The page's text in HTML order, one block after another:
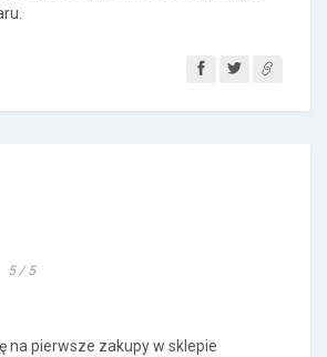
5 / 5
na pierwsze zakupy w sklepie